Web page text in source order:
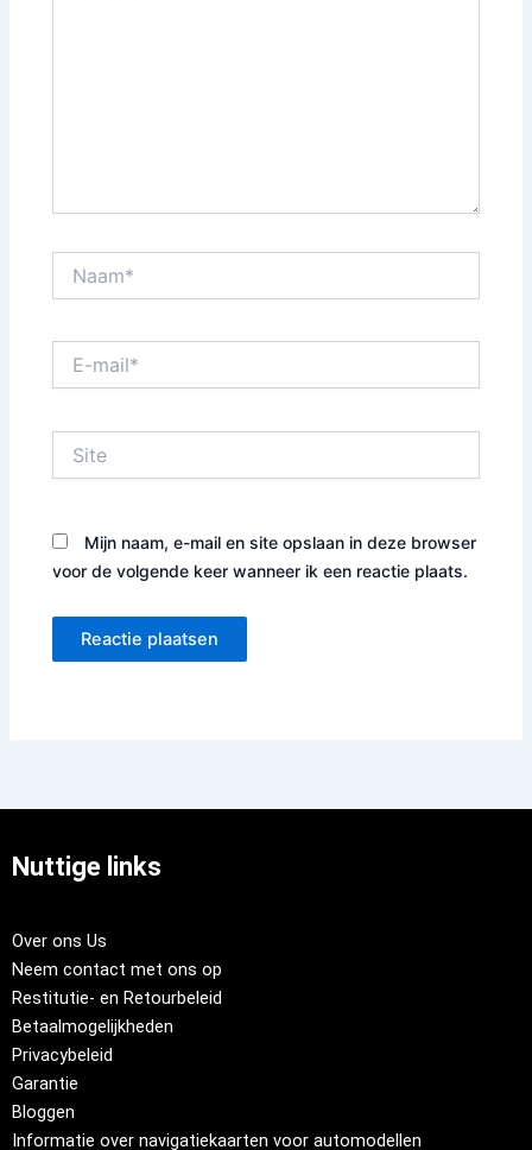
mail*
Mijn naam, e-mail en site opslaan in deze browser
voor de volgende keer wanneer ik een reactie plaats.
Nuttige links
Over ons Us
Neem contact met ons op
Restitutie- en Retourbeleid
Betaalmogelijkheden
Privacybeleid
Garantie
Bloggen
Informatie over navigatiekaarten voor automodellen